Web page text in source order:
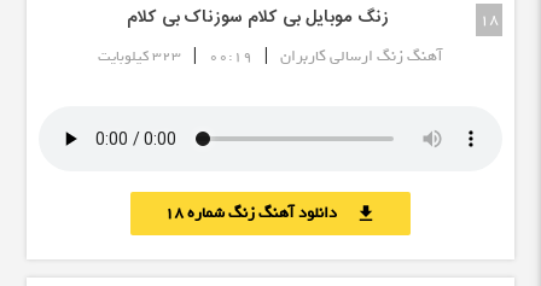
18 زنگ موبایل بی کلام سوزناک بی کلام
آهنگ زنگ ارسالی کاربران |
00:19
| 323 کیلوبایت
download دانلود آهنگ زنگ شماره 18